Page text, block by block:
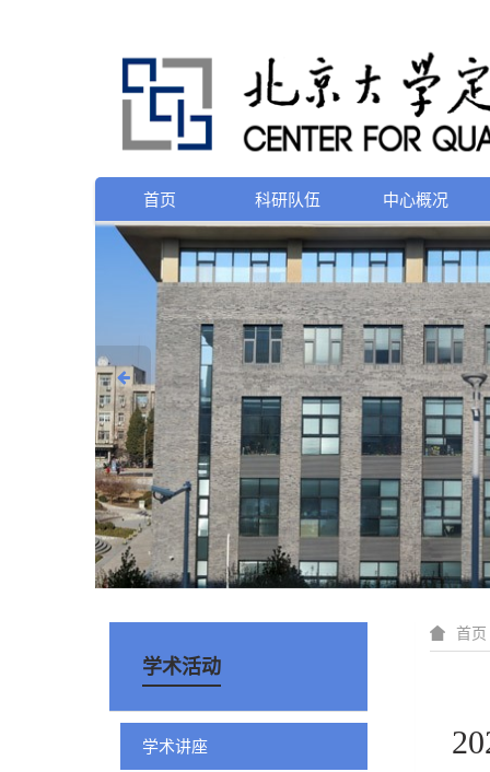
首页 科研队伍 中心概况
首页
学术活动
学术讲座